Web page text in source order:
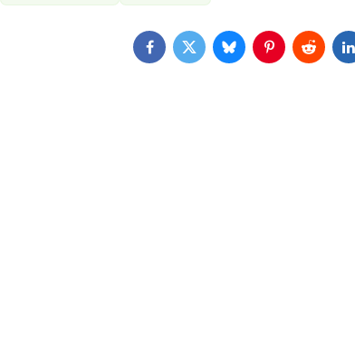
FacebookTwitterBlueskyPinterestReddit